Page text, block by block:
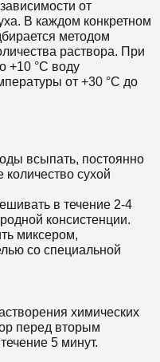
от
В каждом конкретном
методом
раствора. При
+10 °С воду
от +30 °С до
всыпать, постоянно
сухой
в течение 2-4
консистенции.
миксером,
со специальной
химических
перед вторым
5 минут.